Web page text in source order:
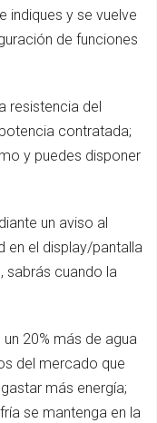
indiques y se vuelve
de funciones
resistencia del
contratada;
y puedes disponer
un aviso al
en el display/pantalla
sabrás cuando la
un 20% más de agua
del mercado que
más energía;
se mantenga en la